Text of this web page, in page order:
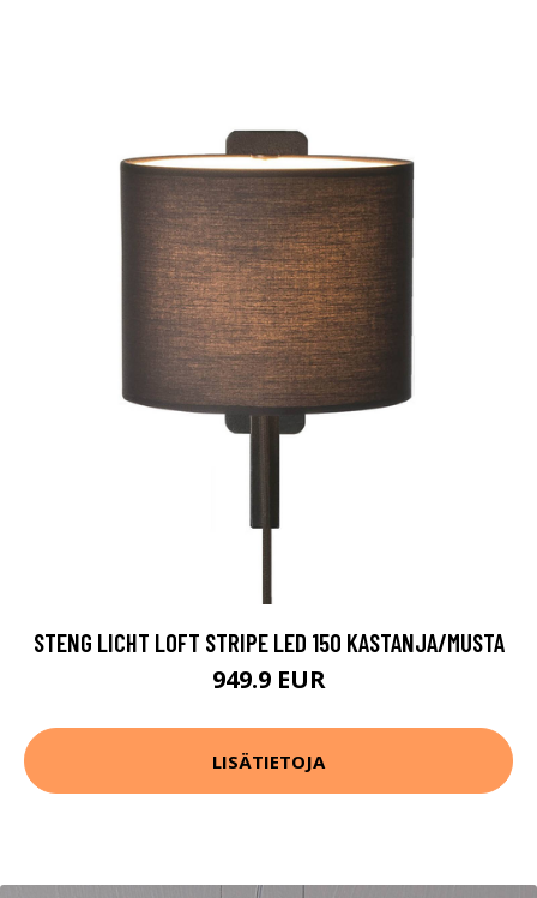
STENG LICHT LOFT STRIPE LED 150 KASTANJA/MUSTA
949.9 EUR
LISÄTIETOJA